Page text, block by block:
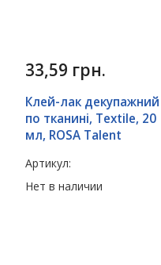
33,59 грн.
Клей-лак декупажний
по тканині, Textile, 20
мл, ROSA Talent
Артикул:
Нет в наличии